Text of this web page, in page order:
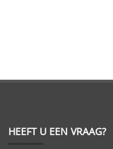
HEEFT U EEN VRAAG?